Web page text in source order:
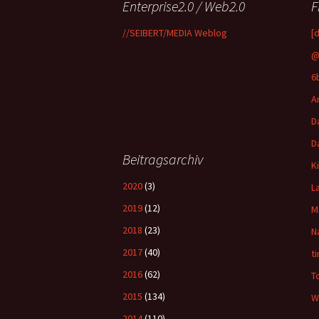
Enterprise2.0 / Web2.0
//SEIBERT/MEDIA Weblog
Beitragsarchiv
2020(3)
2019(12)
2018 (23)
2017(40)
2016(62)
2015 (134)